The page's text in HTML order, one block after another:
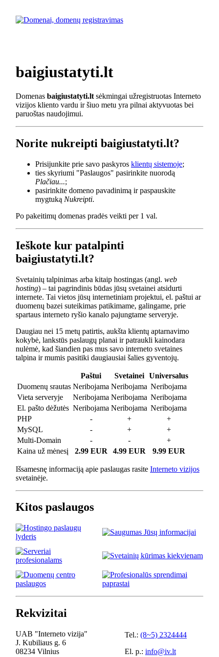
baigiustatyti.lt
Domenas baigiustatyti.lt sėkmingai užregistruotas Interneto
vizijos kliento vardu ir šiuo metu yra pilnai aktyvuotas bei
paruoštas naudojimui.
Norite nukreipti baigiustatyti.lt?
Prisijunkite prie savo paskyros klientų sistemoje;
ties skyriumi "Paslaugos" pasirinkite nuorodą
Plačiau...;
pasirinkite domeno pavadinimą ir paspauskite
mygtuką Nukreipti.
Po pakeitimų domenas pradės veikti per 1 val.
Ieškote kur patalpinti
baigiustatyti.lt?
Svetainių talpinimas arba kitaip hostingas (angl. web
hosting) – tai pagrindinis būdas jūsų svetainei atsidurti
internete. Tai vietos jūsų internetiniam projektui, el. paštui ar
duomenų bazei suteikimas patikimame, galingame, prie
spartaus interneto ryšio kanalo pajungtame serveryje.
Daugiau nei 15 metų patirtis, aukšta klientų aptarnavimo
kokybė, lankstūs paslaugų planai ir patraukli kainodara
nulėmė, kad šiandien pas mus savo interneto svetaines
talpina ir mumis pasitiki daugiausiai šalies gyventojų.
Paštui Svetainei
Universalus
Duomenų srautas Neribojama Neribojama Neribojama
Vieta serveryje
Neribojama Neribojama Neribojama
El. pašto dėžutės Neribojama Neribojama Neribojama
PHP
- +
+
MySQL
- +
+
Multi-Domain
- -
+
Kaina už mėnesį
2.99 EUR 4.99 EUR 9.99 EUR
Išsamesnę informaciją apie paslaugas rasite Interneto vizijos
svetainėje.
Kitos paslaugos
Rekvizitai
UAB "Interneto vizija"
J. Kubiliaus g. 6
08234 Vilnius
Tel.: (8~5) 2324444
El. p.: info@iv.lt